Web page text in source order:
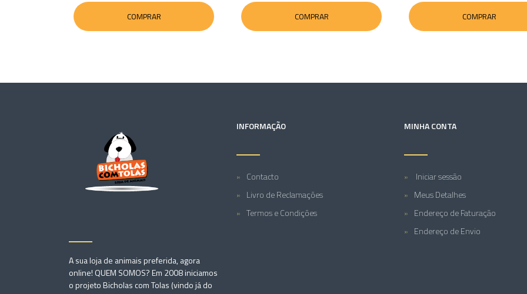
COMPRAR COMPRAR COMPRAR
A sua loja de animais preferida, agora
online! QUEM SOMOS? Em 2008 iniciamos
o projeto Bicholas com Tolas (vindo já do
INFORMAÇÃO
Contacto
Livro de Reclamações
Termos e Condições
MINHA CONTA
Iniciar sessão
Meus Detalhes
Endereço de Faturação
Endereço de Envio